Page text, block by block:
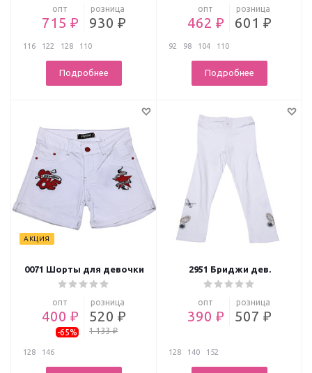
опт
715 ₽
розница
930 ₽
116 122 128 110
Подробнее
опт
462 ₽
розница
601 ₽
92 98 104 110
Подробнее
АКЦИЯ
0071 Шорты для девочки
опт
400 ₽
-65%
розница
520 ₽
1 133 ₽
128 146
2951 Бриджи дев.
опт
390 ₽
розница
507 ₽
128 140 152